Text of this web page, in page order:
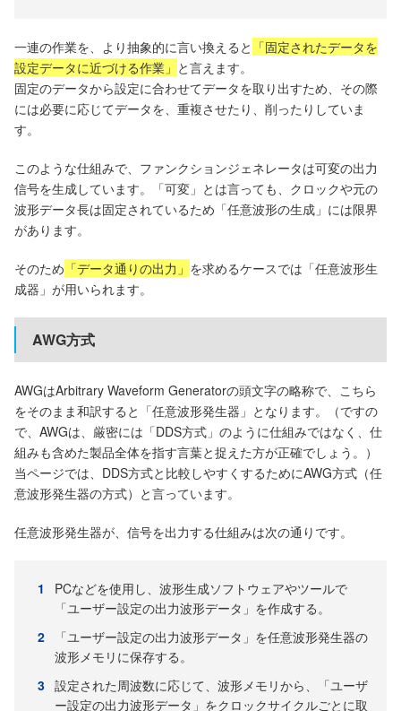
一連の作業を、より抽象的に言い換えると 「固定されたデータを
設定データに近づける作業」 と言えます。
固定のデータから設定に合わせてデータを取り出すため、その際
には必要に応じてデータを、重複させたり、削ったりしていま
す。
このような仕組みで、ファンクションジェネレータは可変の出力
信号を生成しています。「可変」とは言っても、クロックや元の
波形データ長は固定されているため「任意波形の生成」には限界
があります。
そのため 「データ通りの出力」 を求めるケースでは「任意波形生
成器」が用いられます。
AWG方式
AWGはArbitrary Waveform Generatorの頭文字の略称で、こちら
をそのまま和訳すると「任意波形発生器」となります。（ですの
で、AWGは、厳密には「DDS方式」のように仕組みではなく、仕
組みも含めた製品全体を指す言葉と捉えた方が正確でしょう。）
当ページでは、DDS方式と比較しやすくするためにAWG方式（任
意波形発生器の方式）と言っています。
任意波形発生器が、信号を出力する仕組みは次の通りです。
PCなどを使用し、波形生成ソフトウェアやツールで
「ユーザー設定の出力波形データ」を作成する。
「ユーザー設定の出力波形データ」を任意波形発生器の
波形メモリに保存する。
設定された周波数に応じて、波形メモリから、「ユーザ
ー設定の出力波形データ」をクロックサイクルごとに取